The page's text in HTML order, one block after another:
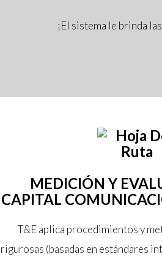
¡El sistema le brinda
MEDICIÓN Y
CAPITAL
T&E aplica procedimientos y
rigurosas (basadas en estándares